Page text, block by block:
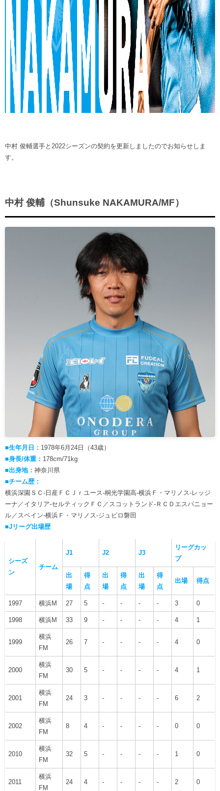
中村 俊輔選手と2022シーズンの契約を更新しましたのでお知らせしま
す。
中村 俊輔（Shunsuke NAKAMURA/MF）
■生年月日： 1978年6月24日（43歳）
■身長/体重： 178cm/71kg
■出身地： 神奈川県
■チーム歴：
横浜深園ＳＣ-日産ＦＣＪｒユース-桐光学園高-横浜Ｆ・マリノス-レッジ
ーナ／イタリア-セルティックＦＣ／スコットランド-ＲＣＤエスパニョー
ル／スペイン-横浜Ｆ・マリノス-ジュビロ磐田
■Jリーグ出場歴
シーズ
ン
チーム
J1 J2 J3
リーグカッ
プ
出
場
得
点
出
場
得
点
出
場
得
点
出場 得点
1997 横浜M 27 5 - - - - 3 0
1998 横浜M 33 9 - - - - 4 1
1999
横浜
FM
26 7 - - - - 4 0
2000
横浜
FM
30 5 - - - - 4 1
2001
横浜
FM
24 3 - - - - 6 2
2002
横浜
FM
8 4 - - - - 0 0
2010
横浜
FM
32 5 - - - - 1 0
2011
横浜
FM
24 4 - - - - 2 0